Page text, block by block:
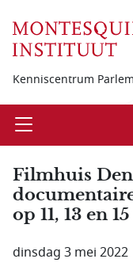
Kenniscentrum
Open
Filmhuis
op 11, 13 en
dinsdag 3 mei 2022